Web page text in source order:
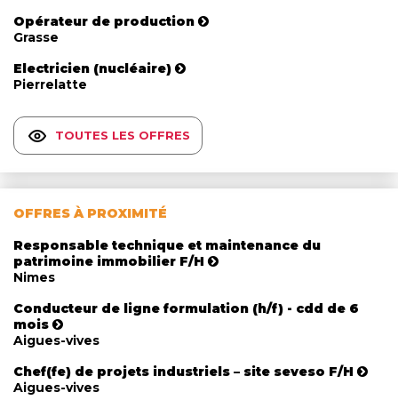
Opérateur de production
Grasse
Electricien (nucléaire)
Pierrelatte
TOUTES LES OFFRES
OFFRES À PROXIMITÉ
Responsable technique et maintenance du
patrimoine immobilier F/H
Nimes
Conducteur de ligne formulation (h/f) - cdd de 6
mois
Aigues-vives
Chef(fe) de projets industriels – site seveso F/H
Aigues-vives